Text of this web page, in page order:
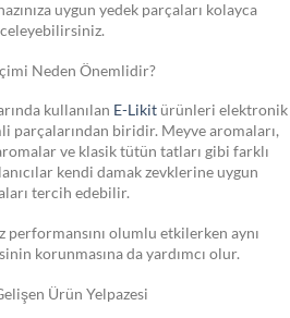
uygun yedek parçaları kolayca
Neden Önemlidir?
kullanılan E-Likitürünleri elektronik
parçalarından biridir. Meyve aromaları,
ve klasik tütün tatları gibi farklı
kendi damak zevklerine uygun
tercih edebilir.
olumlu etkilerken aynı
korunmasına da yardımcı olur.
Ürün Yelpazesi